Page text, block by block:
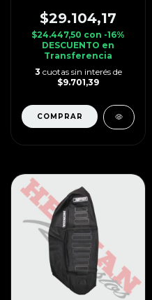
$29.104,17
$24.447,50 con -16%
DESCUENTO en
Transferencia
3 cuotas sin interés de
$9.701,39